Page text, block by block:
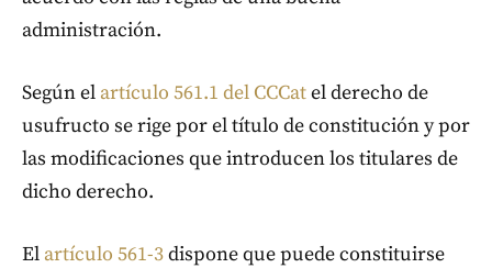
administración.
Según el artículo 561.1 del CCCatel derecho de
usufructo se rige por el título de constitución y por
las modificaciones que introducen los titulares de
dicho derecho.
El artículo 561-3dispone que puede constituirse